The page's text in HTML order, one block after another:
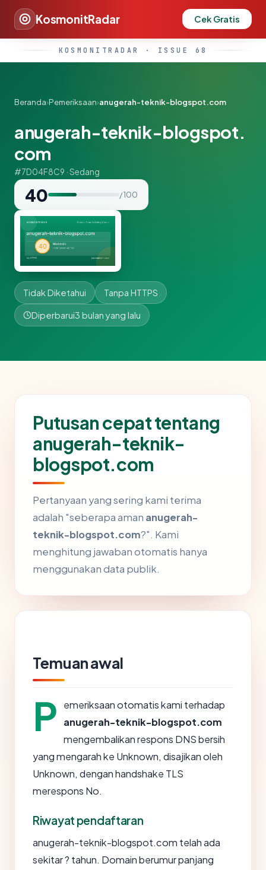
KosmonitRadar Cek Gratis
KOSMONITRADAR · ISSUE 68
Beranda›Pemeriksaan›anugerah-teknik-blogspot.com
anugerah-teknik-blogspot.
com
#7D04F8C9 · Sedang
40 / 100
Tidak Diketahui Tanpa HTTPS
Diperbarui3 bulan yang lalu
Putusan cepat tentang
anugerah-teknik-
blogspot.com
Pertanyaan yang sering kami terima
adalah "seberapa aman anugerah-
teknik-blogspot.com?". Kami
menghitung jawaban otomatis hanya
menggunakan data publik.
Temuan awal
P
emeriksaan otomatis kami terhadap
anugerah-teknik-blogspot.com
mengembalikan respons DNS bersih
yang mengarah ke Unknown, disajikan oleh
Unknown, dengan handshake TLS
merespons No.
Riwayat pendaftaran
anugerah-teknik-blogspot.com telah ada
sekitar ? tahun. Domain berumur panjang